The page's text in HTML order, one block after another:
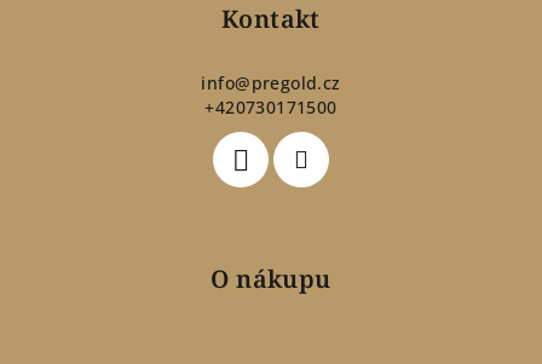
Kontakt
info@pregold.cz
+420730171500
O nákupu